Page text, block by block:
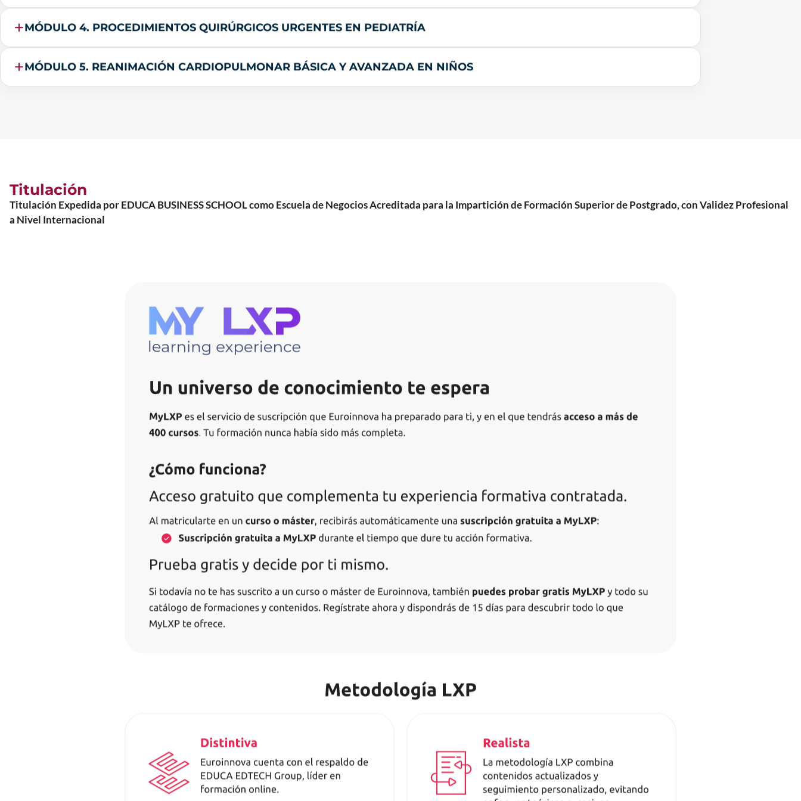
MÓDULO 4. PROCEDIMIENTOS QUIRÚRGICOS URGENTES EN PEDIATRÍA
MÓDULO 5. REANIMACIÓN CARDIOPULMONAR BÁSICA Y AVANZADA EN NIÑOS
Titulación
Titulación Expedida por EDUCA BUSINESS SCHOOL como Escuela de Negocios Acreditada para la Impartición de Formación Superior de Postgrado, con Validez Profesional
a Nivel Internacional